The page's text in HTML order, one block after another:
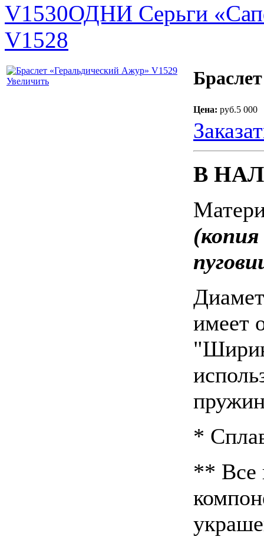
V1530ОДНИ Серьги
V1528
Увеличить
Цена: руб.5 000
В
имеет
*
** Все